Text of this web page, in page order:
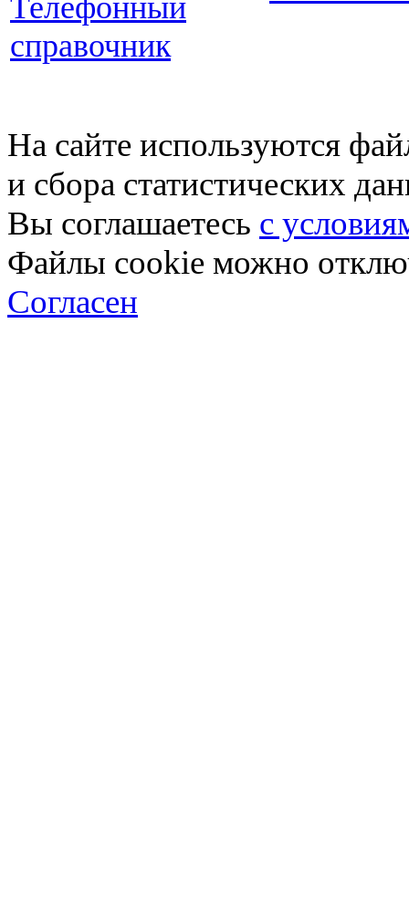
Телефонный
справочник
На сайте используются
и сбора статистических
Вы соглашаетесь с
Файлы cookie можно
Согласен